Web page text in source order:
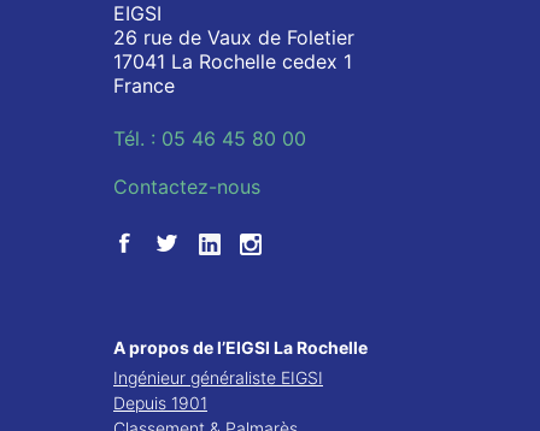
EIGSI
26 rue de Vaux de Foletier
17041 La Rochelle cedex 1
France
Tél. : 05 46 45 80 00
Contactez-nous
A propos de l’EIGSI La Rochelle
Ingénieur généraliste EIGSI
Depuis 1901